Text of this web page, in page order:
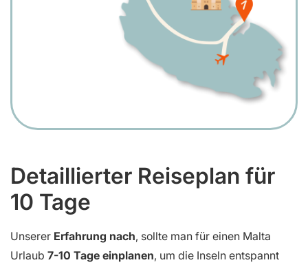
Detaillierter Reiseplan für
10 Tage
Unserer Erfahrung nach, sollte man für einen Malta
Urlaub 7-10 Tage einplanen, um die Inseln entspannt